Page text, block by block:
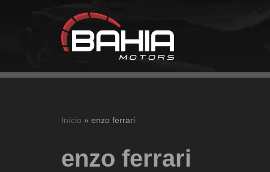
Início » enzo ferrari
enzo ferrari